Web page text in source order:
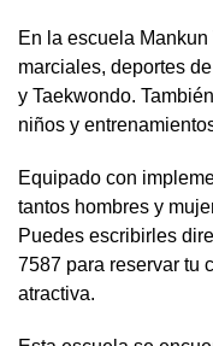
En la escuela
marciales, deportes
y Taekwondo.
niños y
Equipado con
tantos hombres y
Puedes escribirles
7587 para reservar tu
atractiva.